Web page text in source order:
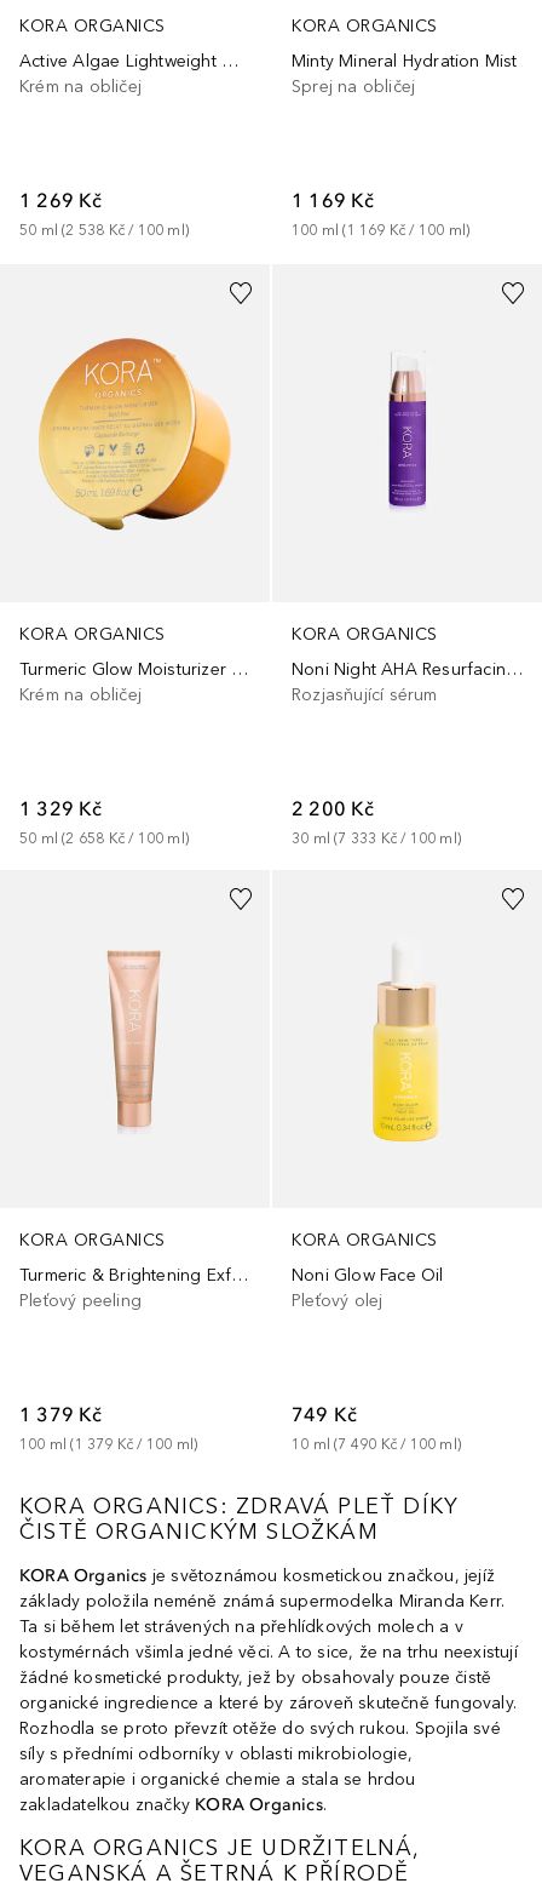
KORA ORGANICS
Active Algae Lightweight Moisturizer Refill
Krém na obličej
1 269 Kč
50 ml (2 538 Kč / 100 ml )
KORA ORGANICS
Minty Mineral Hydration Mist
Sprej na obličej
1 169 Kč
100 ml (1 169 Kč / 100 ml)
KORA ORGANICS
Turmeric Glow Moisturizer Refill
Krém na obličej
1 329 Kč
50 ml (2 658 Kč / 100 ml )
KORA ORGANICS
Noni Night AHA Resurfacing Serum
Rozjasňující sérum
2 200 Kč
30 ml (7 333 Kč / 100 ml )
KORA ORGANICS
Turmeric & Brightening Exfoliating Mask
Pleťový peeling
1 379 Kč
100 ml (1 379 Kč / 100 ml)
KORA ORGANICS
Noni Glow Face Oil
Pleťový olej
749 Kč
10 ml (7 490 Kč / 100 ml )
KORA ORGANICS: ZDRAVÁ PLEŤ DÍKY
ČISTĚ ORGANICKÝM SLOŽKÁM
KORA Organics je světoznámou kosmetickou značkou, jejíž
základy položila neméně známá supermodelka Miranda Kerr.
Ta si během let strávených na přehlídkových molech a v
kostymérnách všimla jedné věci. A to sice, že na trhu neexistují
žádné kosmetické produkty, jež by obsahovaly pouze čistě
organické ingredience a které by zároveň skutečně fungovaly.
Rozhodla se proto převzít otěže do svých rukou. Spojila své
síly s předními odborníky v oblasti mikrobiologie,
aromaterapie i organické chemie a stala se hrdou
zakladatelkou značky KORA Organics.
KORA ORGANICS JE UDRŽITELNÁ,
VEGANSKÁ A ŠETRNÁ K PŘÍRODĚ